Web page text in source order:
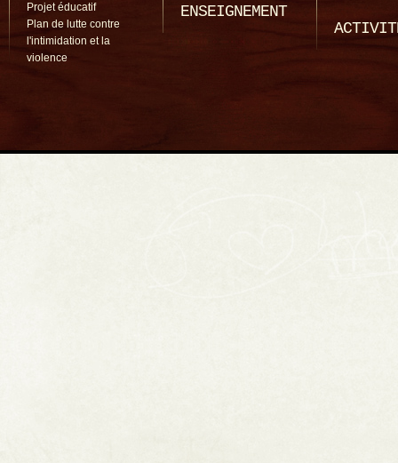
Projet éducatif
Plan de lutte contre
l'intimidation et la
violence
ENSEIGNEMENT